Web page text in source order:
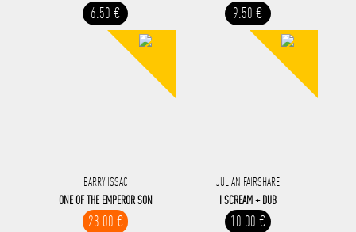
6.50 € 9.50 €
BARRY ISSAC
ONE OF THE EMPEROR SON
23.00 €
JULIAN FAIRSHARE
I SCREAM + DUB
10.00 €